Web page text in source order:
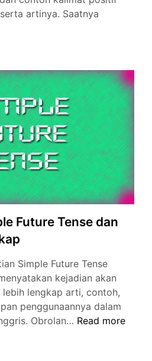
artinya. Saatnya
Future Tense dan
Simple Future Tense
kejadian akan
lengkap arti, contoh,
penggunaannya dalam
Obrolan… Pengertian
Read more